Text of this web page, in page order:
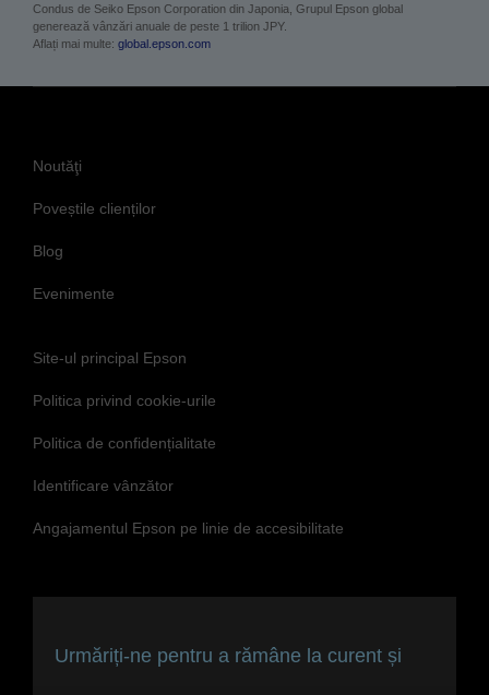
Condus de Seiko Epson Corporation din Japonia, Grupul Epson global
generează vânzări anuale de peste 1 trilion JPY.
Aflați mai multe: global.epson.com
Noutăţi
Poveștile clienților
Blog
Evenimente
Site-ul principal Epson
Politica privind cookie-urile
Politica de confidențialitate
Identificare vânzător
Angajamentul Epson pe linie de accesibilitate
Urmăriți-ne pentru a rămâne la curent și